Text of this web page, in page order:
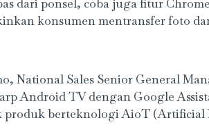
dari ponsel, coba juga fitur
konsumen mentransfer foto
National Sales Senior General
Android TV dengan Google
produk berteknologi AioT